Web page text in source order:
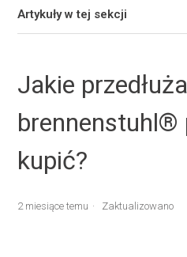
Artykuły w tej sekcji
Jakie
brennenstuhl®
kupić?
2 miesiące temu Zaktualizowano